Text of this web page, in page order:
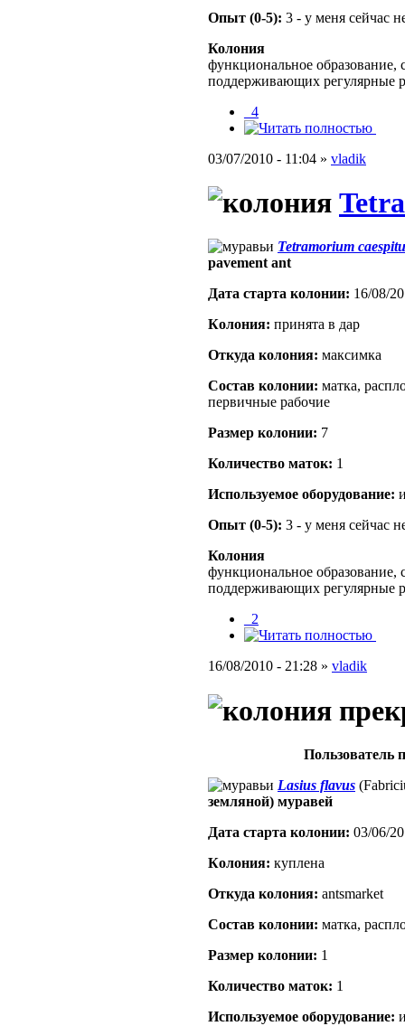
Опыт (0-5): 3 - у меня сейчас
Колония
функциональное образование,
поддерживающих регулярные
_4
03/07/2010 - 11:04 » vladik
Tetramorium
pavement ant
Дата старта кoлонии: 16/08/
Кoлония: принята в дар
Откуда кoлония: максимка
Состав кoлонии: матка,
первичные рабочие
Размер кoлонии: 7
Количество маток: 1
Используемое оборудование:
Опыт (0-5): 3 - у меня сейчас
Колония
функциональное образование,
поддерживающих регулярные
_2
16/08/2010 - 21:28 » vladik
Пользователь
Lasius flavus
земляной) муравей
Дата старта кoлонии: 03/06/
Кoлония: куплена
Откуда кoлония: antsmarket
Состав кoлонии: матка,
Размер кoлонии: 1
Количество маток: 1
Используемое оборудование: